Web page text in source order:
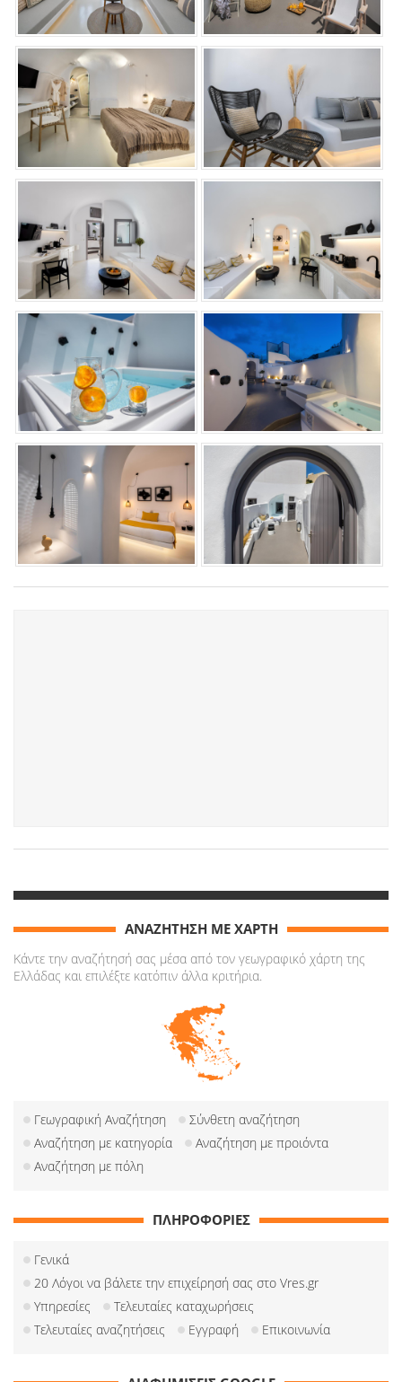
ΑΝΑΖΗΤΗΣΗ ΜΕ ΧΑΡΤΗ
Κάντε την αναζήτησή σας μέσα από τον γεωγραφικό χάρτη της
Ελλάδας και επιλέξτε κατόπιν άλλα κριτήρια.
Γεωγραφική Αναζήτηση
Σύνθετη αναζήτηση
Αναζήτηση με κατηγορία
Αναζήτηση με προιόντα
Αναζήτηση με πόλη
ΠΛΗΡΟΦΟΡΙΕΣ
Γενικά
20 Λόγοι να βάλετε την επιχείρησή σας στο Vres.gr
Υπηρεσίες
Τελευταίες καταχωρήσεις
Τελευταίες αναζητήσεις
Εγγραφή Επικοινωνία